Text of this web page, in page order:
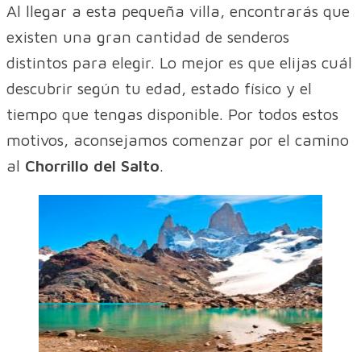
Al llegar a esta pequeña villa, encontrarás que
existen una gran cantidad de senderos
distintos para elegir. Lo mejor es que elijas cuál
descubrir según tu edad, estado físico y el
tiempo que tengas disponible. Por todos estos
motivos, aconsejamos comenzar por el camino
al Chorrillo del Salto.